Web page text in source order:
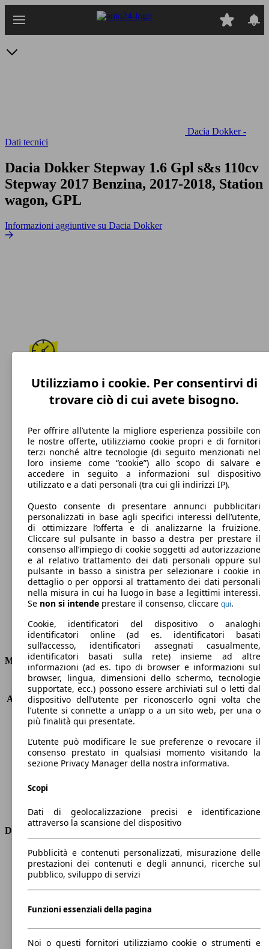
Dacia Dokker -
Dati tecnici
Dacia Dokker Stepway 1.6 Gpl s&s 110cv
Stepway 2017 Benzina, 2017-2018, Station
wagon, GPL
Informazioni aggiuntive su Dacia Dokker
170 km/h
Velocità massima
GPL
Carburante
169 g/km
Emissioni di CO2 (combinato)*
Consumi
Motore e Prestazioni
KW (PS)
80 kW (109 PS)
Accelerazione (0-100 km/h)
13.7s
Velocità massima (km/h)
170 km/h
Numero di marce
5
Coppia
156 nm
Cilindrata
1598 ccm
Carburante
GPL
Trasmissione
Dimensioni
Lunghezza
4360 mm
Altezza
1810 mm
Larghezza
Peso massimo
1853 kg
Utilizziamo i cookie. Per consentirvi di
trovare ciò di cui avete bisogno.
Per offrire all’utente la migliore esperienza possibile con
le nostre offerte, utilizziamo cookie propri e di fornitori
terzi nonché altre tecnologie (di seguito menzionati nel
loro insieme come “cookie”) allo scopo di salvare e
accedere in seguito a informazioni sul dispositivo
utilizzato e a dati personali (tra cui gli indirizzi IP).
Questo consente di presentare annunci pubblicitari
personalizzati in base agli specifici interessi dell’utente,
di ottimizzare l’offerta e di analizzarne la fruizione.
Cliccare sul pulsante in basso a destra per prestare il
consenso all’impiego di cookie soggetti ad autorizzazione
e al relativo trattamento dei dati personali oppure sul
pulsante in basso a sinistra per selezionare i cookie in
dettaglio o per opporsi al trattamento dei dati personali
nella misura in cui ha luogo in base a legittimi interessi.
Se non si intende prestare il consenso, cliccare qui.
Cookie, identificatori del dispositivo o analoghi
identificatori online (ad es. identificatori basati
sull’accesso, identificatori assegnati casualmente,
identificatori basati sulla rete) insieme ad altre
informazioni (ad es. tipo di browser e informazioni sul
browser, lingua, dimensioni dello schermo, tecnologie
supportate, ecc.) possono essere archiviati sul o letti dal
dispositivo dell’utente per riconoscerlo ogni volta che
l’utente si connette a un’app o a un sito web, per una o
più finalità qui presentate.
L’utente può modificare le sue preferenze o revocare il
consenso prestato in qualsiasi momento visitando la
sezione Privacy Manager della nostra informativa.
Scopi
Dati di geolocalizzazione precisi e identificazione
attraverso la scansione del dispositivo
Pubblicità e contenuti personalizzati, misurazione delle
prestazioni dei contenuti e degli annunci, ricerche sul
pubblico, sviluppo di servizi
Funzioni essenziali della pagina
Noi o questi fornitori utilizziamo cookie o strumenti e